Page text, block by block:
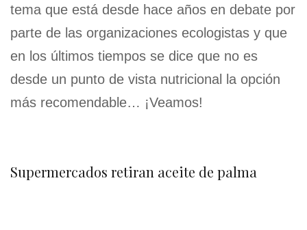
tema que está desde hace años en debate por
parte de las organizaciones ecologistas y que
en los últimos tiempos se dice que no es
desde un punto de vista nutricional la opción
más recomendable… ¡Veamos!
Supermercados retiran aceite de palma